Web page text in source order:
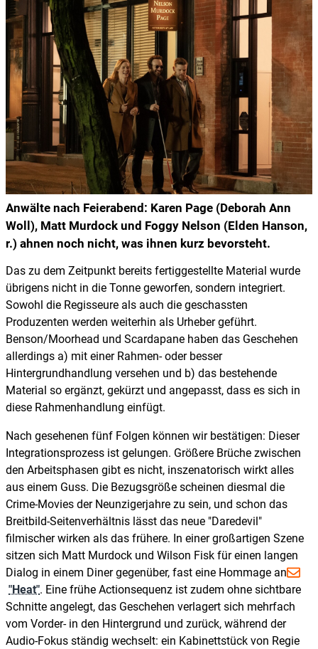
Anwälte nach Feierabend: Karen Page (Deborah Ann
Woll), Matt Murdock und Foggy Nelson (Elden Hanson,
r.) ahnen noch nicht, was ihnen kurz bevorsteht.
Das zu dem Zeitpunkt bereits fertiggestellte Material wurde
übrigens nicht in die Tonne geworfen, sondern integriert.
Sowohl die Regisseure als auch die geschassten
Produzenten werden weiterhin als Urheber geführt.
Benson/Moorhead und Scardapane haben das Geschehen
allerdings a) mit einer Rahmen- oder besser
Hintergrundhandlung versehen und b) das bestehende
Material so ergänzt, gekürzt und angepasst, dass es sich in
diese Rahmenhandlung einfügt.
Nach gesehenen fünf Folgen können wir bestätigen: Dieser
Integrationsprozess ist gelungen. Größere Brüche zwischen
den Arbeitsphasen gibt es nicht, inszenatorisch wirkt alles
aus einem Guss. Die Bezugsgröße scheinen diesmal die
Crime-Movies der Neunzigerjahre zu sein, und schon das
Breitbild-Seitenverhältnis lässt das neue "Daredevil"
filmischer wirken als das frühere. In einer großartigen Szene
sitzen sich Matt Murdock und Wilson Fisk für einen langen
Dialog in einem Diner gegenüber, fast eine Hommage an
"Heat". Eine frühe Actionsequenz ist zudem ohne sichtbare
Schnitte angelegt, das Geschehen verlagert sich mehrfach
vom Vorder- in den Hintergrund und zurück, während der
Audio-Fokus ständig wechselt: ein Kabinettstück von Regie